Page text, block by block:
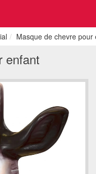
Masque de chevre pour
enfant